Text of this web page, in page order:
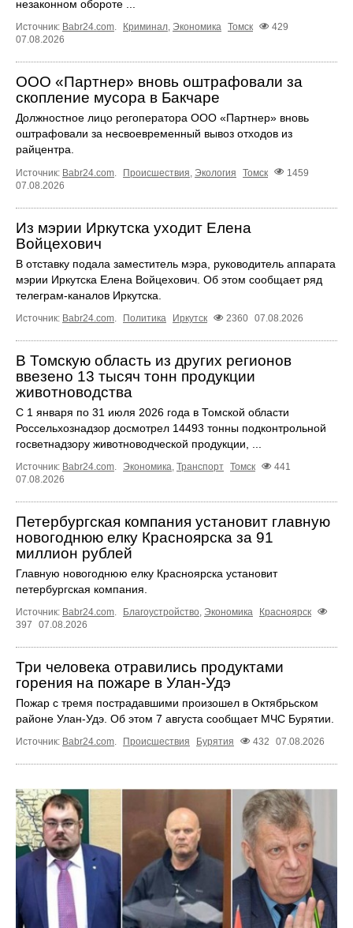
незаконном обороте ...
Источник: Babr24.com. Криминал, Экономика Томск
429
07.08.2026
ООО «Партнер» вновь оштрафовали за
скопление мусора в Бакчаре
Должностное лицо регоператора ООО «Партнер» вновь
оштрафовали за несвоевременный вывоз отходов из
райцентра.
Источник: Babr24.com Происшествия Экология Томск
1459
07.08.2026
Из мэрии Иркутска уходит Елена
Войцехович
В отставку подала заместитель мэра, руководитель аппарата
мэрии Иркутска Елена Войцехович. Об этом сообщает ряд
телеграм‑каналов Иркутска.
Источник: Babr24.com Политика Иркутск 2360 07.08.2026
В Томскую область из других регионов
ввезено 13 тысяч тонн продукции
животноводства
С 1 января по 31 июля 2026 года в Томской области
Россельхознадзор досмотрел 14493 тонны подконтрольной
госветнадзору животноводческой продукции, ...
Источник: Babr24.com. Экономика, Транспорт Томск
441
07.08.2026
Петербургская компания установит главную
новогоднюю елку Красноярска за 91
миллион рублей
Главную новогоднюю елку Красноярска установит
петербургская компания.
Источник: Babr24.com. Благоустройство, Экономика
Красноярск
397
07.08.2026
Три человека отравились продуктами
горения на пожаре в Улан-Удэ
Пожар с тремя пострадавшими произошел в Октябрьском
районе Улан-Удэ. Об этом 7 августа сообщает МЧС Бурятии.
Источник: Babr24.com. Происшествия Бурятия 432 07.08.2026